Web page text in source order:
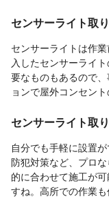
センサーライト取
センサーライトは作
入したセンサーライ
要なものもあるので
ョンで屋外コンセン
センサーライト取
自分でも手軽に設置
防犯対策など、プロ
的に合わせて施工が
すね。高所での作業も